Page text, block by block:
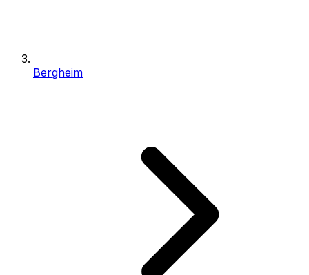
Bergheim